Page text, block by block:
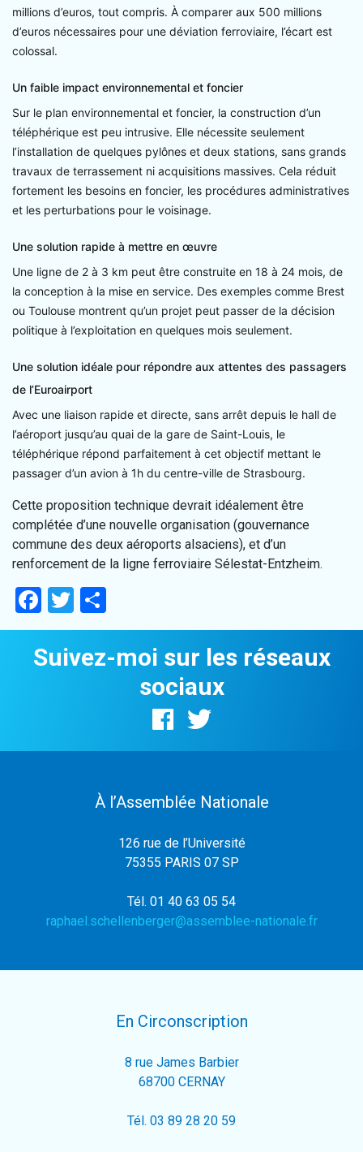
millions d’euros, tout compris. À comparer aux 500 millions
d’euros nécessaires pour une déviation ferroviaire, l’écart est
colossal.
Un faible impact environnemental et foncier
Sur le plan environnemental et foncier, la construction d’un
téléphérique est peu intrusive. Elle nécessite seulement
l’installation de quelques pylônes et deux stations, sans grands
travaux de terrassement ni acquisitions massives. Cela réduit
fortement les besoins en foncier, les procédures administratives
et les perturbations pour le voisinage.
Une solution rapide à mettre en œuvre
Une ligne de 2 à 3 km peut être construite en 18 à 24 mois, de
la conception à la mise en service. Des exemples comme Brest
ou Toulouse montrent qu’un projet peut passer de la décision
politique à l’exploitation en quelques mois seulement.
Une solution idéale pour répondre aux attentes des passagers
de l’Euroairport
Avec une liaison rapide et directe, sans arrêt depuis le hall de
l’aéroport jusqu’au quai de la gare de Saint-Louis, le
téléphérique répond parfaitement à cet objectif mettant le
passager d’un avion à 1h du centre-ville de Strasbourg.
Cette proposition technique devrait idéalement être
complétée d’une nouvelle organisation (gouvernance
commune des deux aéroports alsaciens), et d’un
renforcement de la ligne ferroviaire Sélestat-Entzheim.
Facebook
Twitter
Suivez-moi sur les réseaux
sociaux
À l’Assemblée Nationale
126 rue de l’Université
75355 PARIS 07 SP
Tél. 01 40 63 05 54
raphael.schellenberger@assemblee-nationale.fr
En Circonscription
8 rue James Barbier
68700 CERNAY
Tél. 03 89 28 20 59